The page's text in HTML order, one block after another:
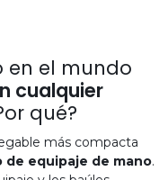
en el mundo
cualquier
qué?
más compacta
de equipaje de mano.